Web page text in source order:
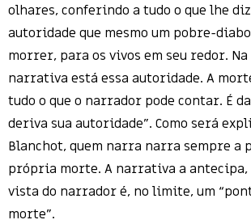
olhares, conferindo a tudo o que lhe
autoridade que mesmo um pobre-
morrer, para os vivos em seu redor.
narrativa está essa autoridade. A
tudo o que o narrador pode contar. É
deriva sua autoridade”. Como será
Blanchot, quem narra narra sempre a
própria morte. A narrativa a antecipa,
vista do narrador é, no limite, um
morte”.